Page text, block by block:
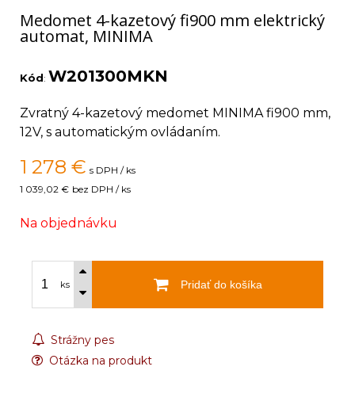
Medomet 4-kazetový fi900 mm elektrický
automat, MINIMA
Kód: W201300MKN
Zvratný 4-kazetový medomet MINIMA fi900 mm,
12V, s automatickým ovládaním.
1 278 € s DPH / ks
1 039,02 € bez DPH / ks
Na objednávku
ks Pridať do košíka
Strážny pes
Otázka na produkt